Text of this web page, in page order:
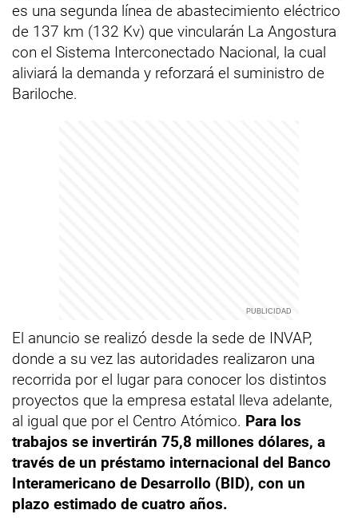
es una segunda línea de abastecimiento eléctrico
de 137 km (132 Kv) que vincularán La Angostura
con el Sistema Interconectado Nacional, la cual
aliviará la demanda y reforzará el suministro de
Bariloche.
El anuncio se realizó desde la sede de INVAP,
donde a su vez las autoridades realizaron una
recorrida por el lugar para conocer los distintos
proyectos que la empresa estatal lleva adelante,
al igual que por el Centro Atómico. Para los
trabajos se invertirán 75,8 millones dólares, a
través de un préstamo internacional del Banco
Interamericano de Desarrollo (BID), con un
plazo estimado de cuatro años.